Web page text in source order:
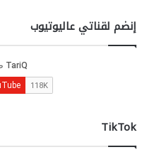
إنضم لقناتي عاليوتيوب
‫TikTok